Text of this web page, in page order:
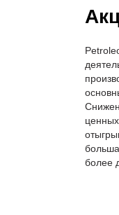
более